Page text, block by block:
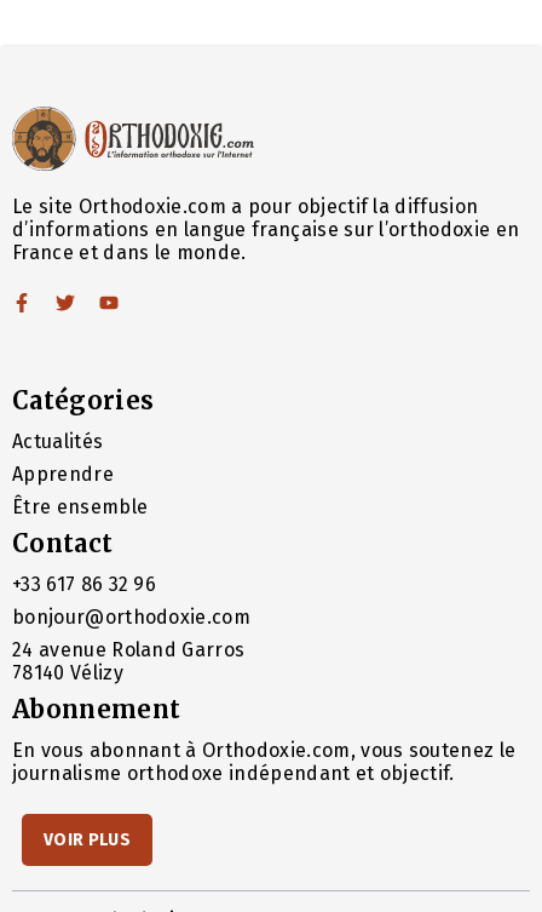
Le site Orthodoxie.com a pour objectif la diffusion
d’informations en langue française sur l’orthodoxie en
France et dans le monde.
Catégories
Actualités
Apprendre
Être ensemble
Contact
+33 617 86 32 96
bonjour@orthodoxie.com
24 avenue Roland Garros
78140 Vélizy
Abonnement
En vous abonnant à Orthodoxie.com, vous soutenez le
journalisme orthodoxe indépendant et objectif.
VOIR PLUS